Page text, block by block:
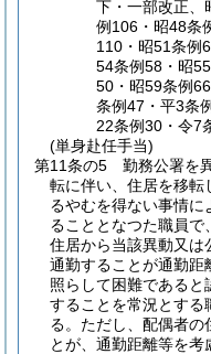
下・一部改正、
例106・昭48条
110・昭51条例
54条例58・昭
50・昭59条例
条例47・平3条
22条例30・令7
(単身赴任手当)
第11条の5
勤務公署を
転に伴い、住居を移転
るやむを得ない事情に
ることとなつた職員
住居から当該異動又は
通勤することが通勤距
照らして困難である
することを常況とする
る。 ただし、配偶者の
とが、通勤距離等を